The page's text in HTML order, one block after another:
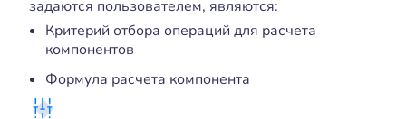
задаются пользователем, являются:
Критерий отбора операций для расчета
компонентов
Формула расчета компонента